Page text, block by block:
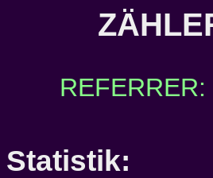
Statistik: